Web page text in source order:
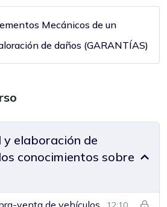
Mecánicos de un
de daños (GARANTÍAS)
elaboración de
conocimientos sobre
venta de vehículos